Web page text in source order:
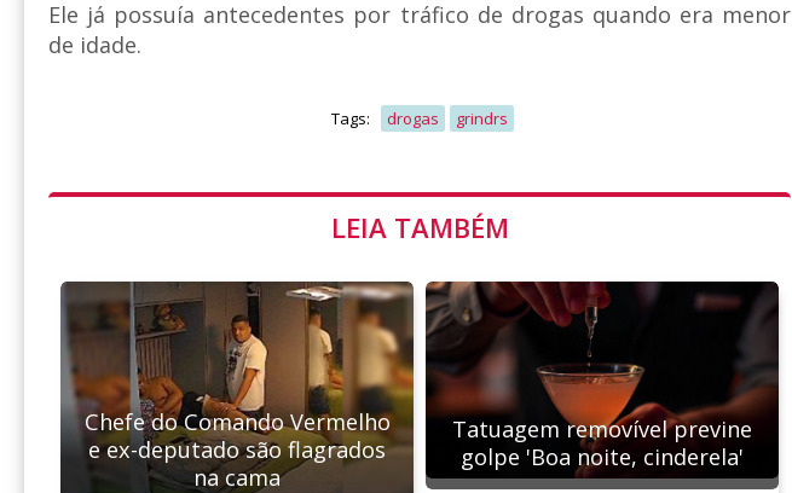
Ele já possuía antecedentes por tráfico de drogas quando era menor
de idade.
Tags: drogas grindrs
LEIA TAMBÉM
Chefe do Comando Vermelho
e ex-deputado são flagrados
na cama
Tatuagem removível previne
golpe 'Boa noite, cinderela'